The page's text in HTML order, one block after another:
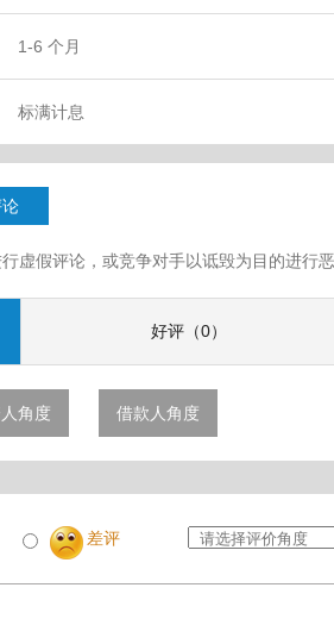
1-6 个月
标满计息
虚假评论，或竞争对手以诋毁为目的进行
好评（0）
角度 借款人角度
差评